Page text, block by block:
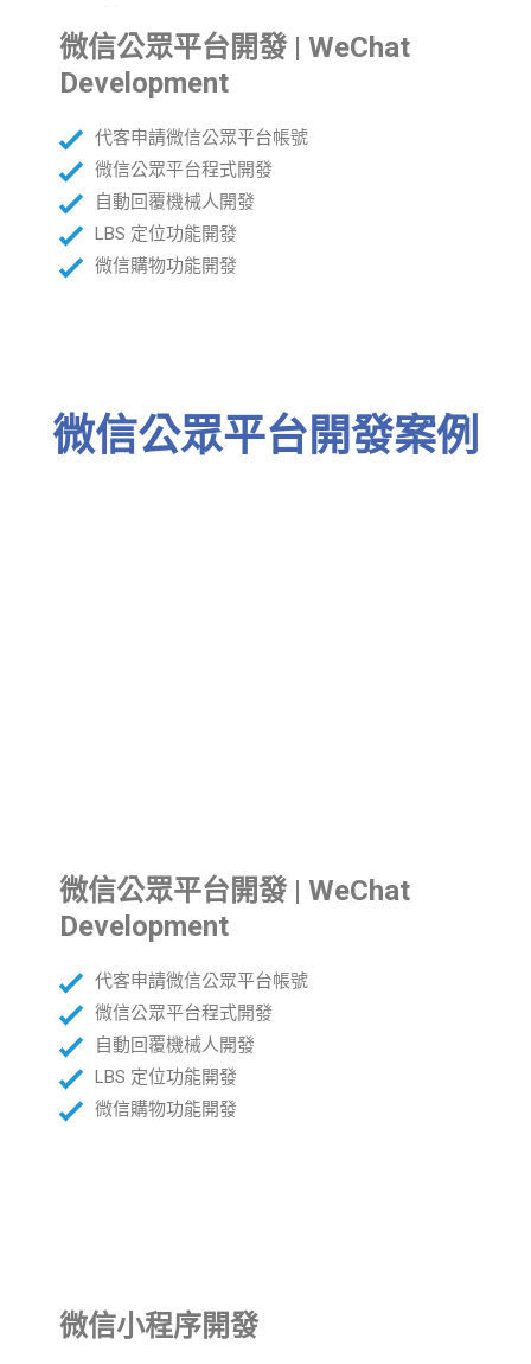
微信公眾平台開發 | WeChat
Development
代客申請微信公眾平台帳號
微信公眾平台程式開發
自動回覆機械人開發
LBS 定位功能開發
微信購物功能開發
微信公眾平台開發案例
微信公眾平台開發 | WeChat
Development
代客申請微信公眾平台帳號
微信公眾平台程式開發
自動回覆機械人開發
LBS 定位功能開發
微信購物功能開發
微信小程序開發